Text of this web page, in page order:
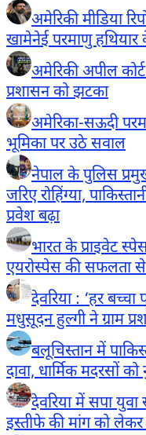
अमेरिकी मीडिया
खामेनेई परमाणु
अमेरिकी अपील
प्रशासन को झटका
अमेरिका-सऊदी
भूमिका पर उठे सवाल
नेपाल के पुलिस
जरिए रोहिंग्या,
प्रवेश बढ़ा
भारत के प्राइवेट
एयरोस्पेस की सफलता
देवरिया : ‘हर
मधुसूदन हुल्गी ने ग्राम
बलूचिस्तान में
दावा, धार्मिक मदरसों
देवरिया में सपा युवा
इस्तीफे की मांग को लेकर